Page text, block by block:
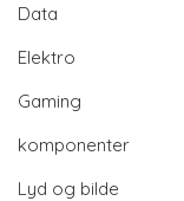
Data
Elektro
Gaming
komponenter
Lyd og bilde